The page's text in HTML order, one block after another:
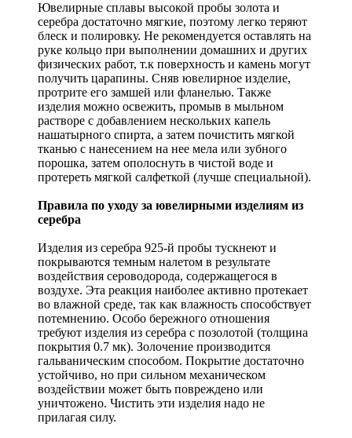
Ювелирные сплавы высокой пробы золота и
серебра достаточно мягкие, поэтому легко теряют
блеск и полировку. Не рекомендуется оставлять на
руке кольцо при выполнении домашних и других
физических работ, т.к поверхность и камень могут
получить царапины. Сняв ювелирное изделие,
протрите его замшей или фланелью. Также
изделия можно освежить, промыв в мыльном
растворе с добавлением нескольких капель
нашатырного спирта, а затем почистить мягкой
тканью с нанесением на нее мела или зубного
порошка, затем ополоснуть в чистой воде и
протереть мягкой салфеткой (лучше специальной).
Правила по уходу за ювелирными изделиям из
серебра
Изделия из серебра 925-й пробы тускнеют и
покрываются темным налетом в результате
воздействия сероводорода, содержащегося в
воздухе. Эта реакция наиболее активно протекает
во влажной среде, так как влажность способствует
потемнению. Особо бережного отношения
требуют изделия из серебра с позолотой (толщина
покрытия 0.7 мк). Золочение производится
гальваническим способом. Покрытие достаточно
устойчиво, но при сильном механическом
воздействии может быть повреждено или
уничтожено. Чистить эти изделия надо не
прилагая силу.